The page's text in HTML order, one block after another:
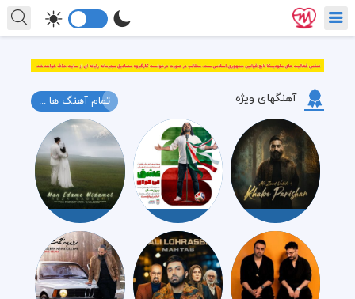
آهنگهای ویژه تمام آهنگ ها ...